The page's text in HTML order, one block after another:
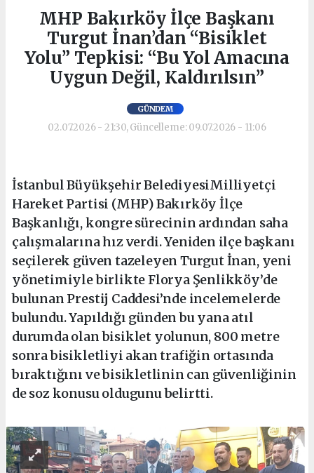
MHP Bakırköy İlçe Başkanı
Turgut İnan’dan “Bisiklet
Yolu” Tepkisi: “Bu Yol Amacına
Uygun Değil, Kaldırılsın”
GÜNDEM
02.07.2026 - 21:30, Güncelleme: 09.07.2026 - 11:06
İstanbul Büyükşehir BelediyesiMilliyetçi
Hareket Partisi (MHP) Bakırköy İlçe
Başkanlığı, kongre sürecinin ardından saha
çalışmalarına hız verdi. Yeniden ilçe başkanı
seçilerek güven tazeleyen Turgut İnan, yeni
yönetimiyle birlikte Florya Şenlikköy’de
bulunan Prestij Caddesi’nde incelemelerde
bulundu. Yapıldığı günden bu yana atıl
durumda olan bisiklet yolunun, 800 metre
sonra bisikletliyi akan trafiğin ortasında
bıraktığını ve bisikletlinin can güvenliğinin
de soz konusu oldugunu belirtti.